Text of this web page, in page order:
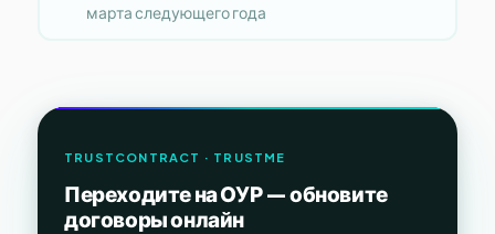
марта следующего года
TRUSTCONTRACT · TRUSTME
Переходите на ОУР — обновите
договоры онлайн